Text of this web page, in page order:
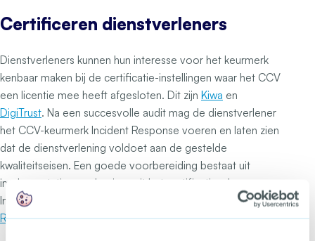
Certificeren dienstverleners
Dienstverleners kunnen hun interesse voor het keurmerk
kenbaar maken bij de certificatie-instellingen waar het CCV
een licentie mee heeft afgesloten. Dit zijn Kiwa en
DigiTrust. Na een succesvolle audit mag de dienstverlener
het CCV-keurmerk Incident Response voeren en laten zien
dat de dienstverlening voldoet aan de gestelde
kwaliteitseisen. Een goede voorbereiding bestaat uit
implementatie van de eisen uit het certificatieschema
Incident Response:
CCV-Certification-scheme-Incident-
Response-2.0.